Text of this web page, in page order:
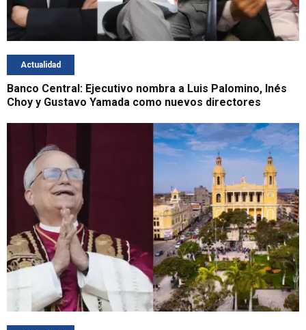
Actualidad
Banco Central: Ejecutivo nombra a Luis Palomino, Inés
Choy y Gustavo Yamada como nuevos directores